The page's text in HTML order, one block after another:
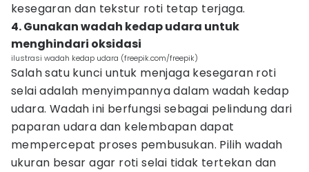
kesegaran dan tekstur roti tetap terjaga.
4. Gunakan wadah kedap udara untuk
menghindari oksidasi
ilustrasi wadah kedap udara (freepik.com/freepik)
Salah satu kunci untuk menjaga kesegaran roti
selai adalah menyimpannya dalam wadah kedap
udara. Wadah ini berfungsi sebagai pelindung dari
paparan udara dan kelembapan dapat
mempercepat proses pembusukan. Pilih wadah
ukuran besar agar roti selai tidak tertekan dan